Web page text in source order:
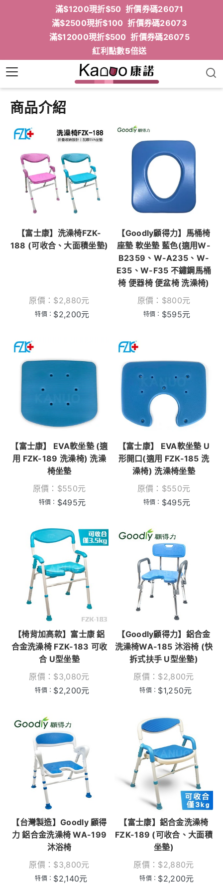
滿$1200現折$50 折價券碼26071
滿$2500現折$100 折價券碼26073
滿$12000現折$500 折價券碼26075
紅利點數5倍送
商品介紹
【富士康】洗澡椅FZK-
188 (可收合、大面積坐墊)
原價： $2,880元
特價： $2,200元
【Goodly顧得力】馬桶椅
座墊 軟坐墊 藍色(適用W-
B2359、W-A235、W-
E35、W-F35 不鏽鋼馬桶
椅 便器椅 便盆椅 洗澡椅)
原價： $800元
特價： $595元
【富士康】 EVA軟坐墊 (適
用 FZK-189 洗澡椅) 洗澡
椅坐墊
原價： $550元
特價： $495元
【富士康】 EVA軟坐墊 U
形開口(適用 FZK-185 洗
澡椅) 洗澡椅坐墊
原價： $550元
特價： $495元
【椅背加高款】富士康 鋁
合金洗澡椅 FZK-183 可收
合 U型坐墊
原價： $3,080元
特價： $2,200元
【Goodly顧得力】鋁合金
洗澡椅WA-185 沐浴椅 (快
拆式扶手 U型坐墊)
原價： $2,800元
特價： $1,250元
【台灣製造】Goodly 顧得
力 鋁合金洗澡椅 WA-199
沐浴椅
原價： $3,800元
特價： $2,140元
【富士康】鋁合金洗澡椅
FZK-189 (可收合、大面積
坐墊)
原價： $2,880元
特價： $2,200元